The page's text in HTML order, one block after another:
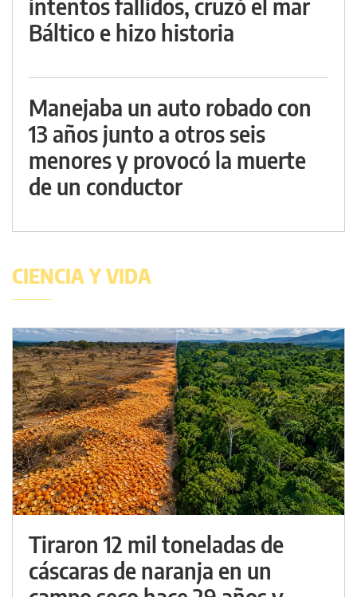
intentos fallidos, cruzó el mar
Báltico e hizo historia
Manejaba un auto robado con
13 años junto a otros seis
menores y provocó la muerte
de un conductor
CIENCIA Y VIDA
Tiraron 12 mil toneladas de
cáscaras de naranja en un